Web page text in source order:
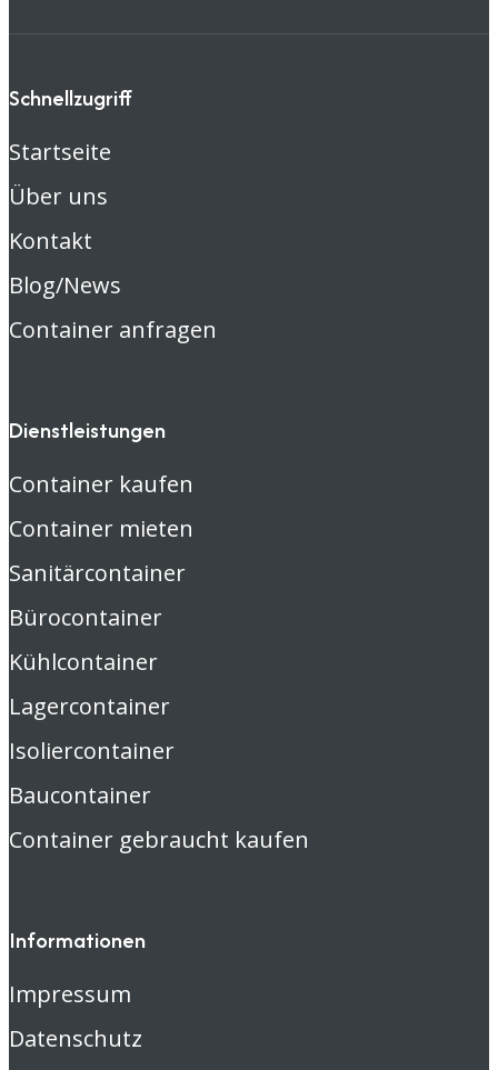
Schnellzugriff
Startseite
Über uns
Kontakt
Blog/News
Container anfragen
Dienstleistungen
Container kaufen
Container mieten
Sanitärcontainer
Bürocontainer
Kühlcontainer
Lagercontainer
Isoliercontainer
Baucontainer
Container gebraucht kaufen
Informationen
Impressum
Datenschutz